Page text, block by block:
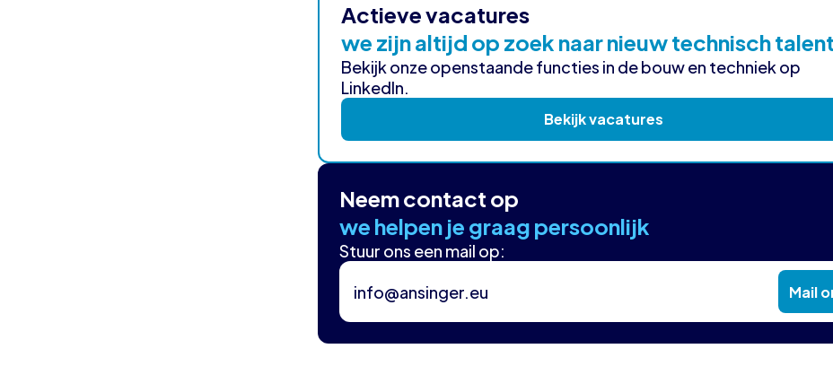
Actieve vacatures
we zijn altijd op zoek naar nieuw technisch talent
Bekijk onze openstaande functies in de bouw en techniek op
LinkedIn.
Bekijk vacatures
Neem contact op
we helpen je graag persoonlijk
Stuur ons een mail op:
info@ansinger.eu
Mail